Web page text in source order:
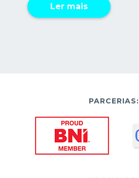
Ler mais
PARCERIAS: